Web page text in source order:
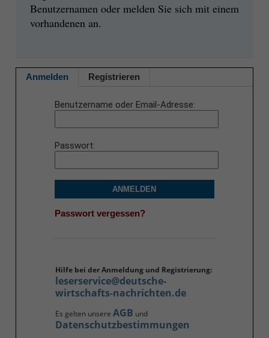
Benutzernamen oder melden Sie sich mit einem
vorhandenen an.
Anmelden Registrieren
Benutzername oder Email-Adresse
Passwort
ANMELDEN
Passwort vergessen?
Hilfe bei der Anmeldung und Registrierung:
leserservice@deutsche-
wirtschafts-nachrichten.de
Es gelten unsere AGB und
Datenschutzbestimmungen